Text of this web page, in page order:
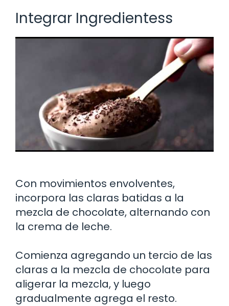
Integrar Ingredientess
Con movimientos envolventes,
incorpora las claras batidas a la
mezcla de chocolate, alternando con
la crema de leche.
Comienza agregando un tercio de las
claras a la mezcla de chocolate para
aligerar la mezcla, y luego
gradualmente agrega el resto.